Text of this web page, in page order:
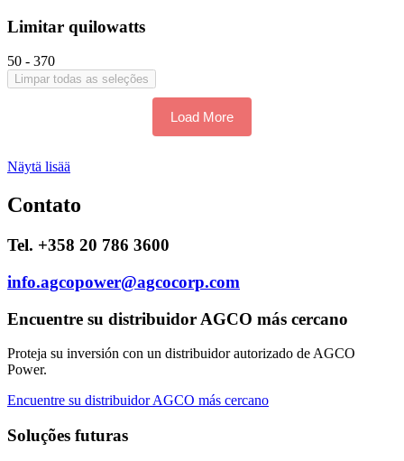
Limitar quilowatts
50 - 370
Limpar todas as seleções
Load More
Näytä lisää
Contato
Tel. +358 20 786 3600
info.agcopower@agcocorp.com
Encuentre su distribuidor AGCO más cercano
Proteja su inversión con un distribuidor autorizado de AGCO
Power.
Encuentre su distribuidor AGCO más cercano
Soluções futuras